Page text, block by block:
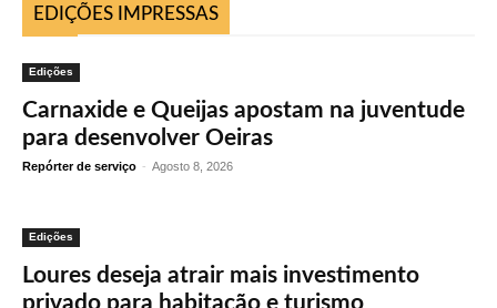
EDIÇÕES IMPRESSAS
Edições
Carnaxide e Queijas apostam na juventude
para desenvolver Oeiras
Repórter de serviço - Agosto 8, 2026
Edições
Loures deseja atrair mais investimento
privado para habitação e turismo